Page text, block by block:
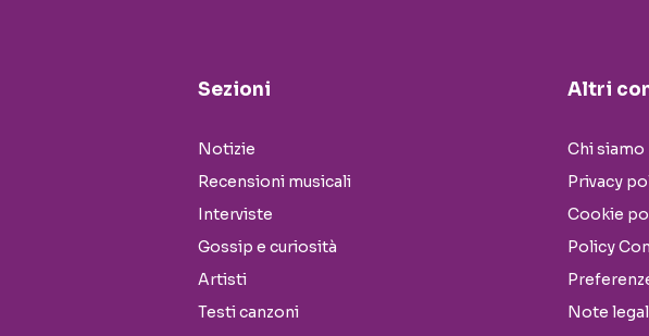
Sezioni
Notizie
Recensioni musicali
Interviste
Gossip e curiosità
Artisti
Testi canzoni
Altri
Chi siamo
Privacy
Cookie
Policy
Note